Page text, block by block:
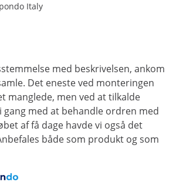
Italy
med beskrivelsen, ankom
Det eneste ved monteringen
manglede, men ved at tilkalde
gang med at behandle ordren med
af få dage havde vi også det
både som produkt og som